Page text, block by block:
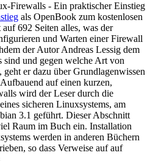
als OpenBook zum kostenlosen
692 Seiten alles, was der
und Warten einer Firewall
der Autor Andreas Lessig dem
und gegen welche Art von
er dazu über Grundlagenwissen
auf einen kurzen,
wird der Leser durch die
sicheren Linuxsystems, am
3.1 geführt. Dieser Abschnitt
Raum im Buch ein. Installation
werden in anderen Büchern
so dass Verweise auf auf